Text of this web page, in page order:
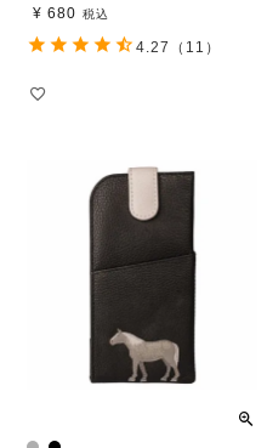
¥ 680 税込
4.27 （11）